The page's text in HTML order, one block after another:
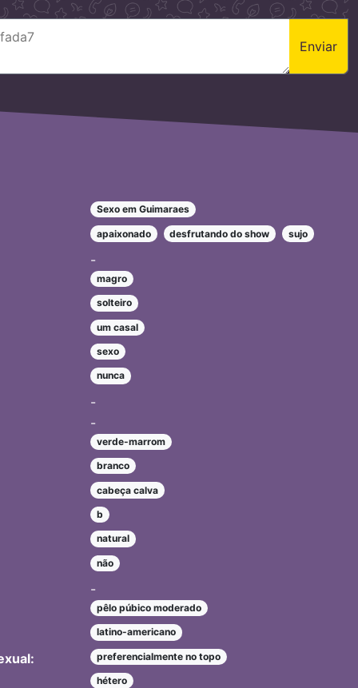
Enviar
Sexo em Guimaraes
apaixonado desfrutando do show sujo
-
magro
solteiro
um casal
sexo
nunca
-
-
verde-marrom
branco
cabeça calva
b
natural
não
-
pêlo púbico moderado
latino-americano
preferencialmente no topo
hétero